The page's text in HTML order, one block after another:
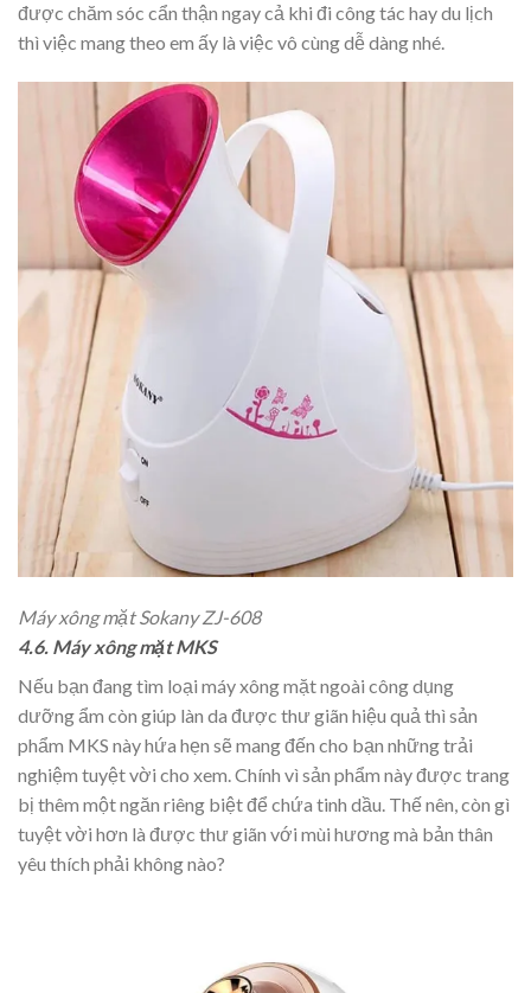
được chăm sóc cẩn thận ngay cả khi đi công tác hay du lịch
thì việc mang theo em ấy là việc vô cùng dễ dàng nhé.
Máy xông mặt Sokany ZJ-608
4.6. Máy xông mặt MKS
Nếu bạn đang tìm loại máy xông mặt ngoài công dụng
dưỡng ẩm còn giúp làn da được thư giãn hiệu quả thì sản
phẩm MKS này hứa hẹn sẽ mang đến cho bạn những trải
nghiệm tuyệt vời cho xem. Chính vì sản phẩm này được trang
bị thêm một ngăn riêng biệt để chứa tinh dầu. Thế nên, còn gì
tuyệt vời hơn là được thư giãn với mùi hương mà bản thân
yêu thích phải không nào?